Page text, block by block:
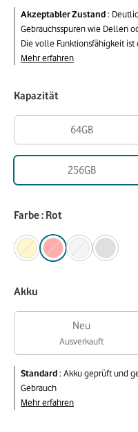
Akzeptabler Zustand:
Gebrauchsspuren wie Dellen
Die volle Funktionsfähigkeit
Mehr erfahren
Kapazität
64GB
256GB
Farbe : Rot
Akku
Neu
Ausverkauft
Standard: Akku geprüft und
Gebrauch
Mehr erfahren